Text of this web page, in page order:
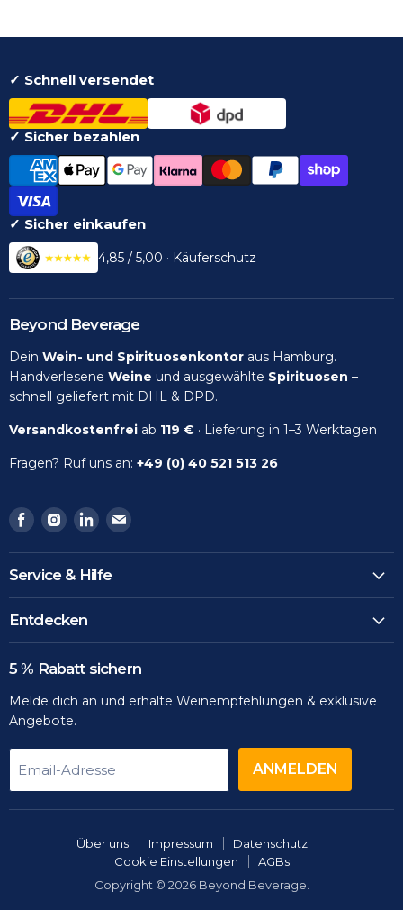
✓ Schnell versendet
✓ Sicher bezahlen
✓ Sicher einkaufen
4,85 / 5,00 · Käuferschutz
Beyond Beverage
Dein Wein- und Spirituosenkontor aus Hamburg.
Handverlesene Weine und ausgewählte Spirituosen –
schnell geliefert mit DHL & DPD.
Versandkostenfrei ab 119 € · Lieferung in 1–3 Werktagen
Fragen? Ruf uns an: +49 (0) 40 521 513 26
Finden
Sie
uns
auf
Facebook
Finden
Sie
uns
auf
Instagram
Finden
Sie
uns
auf
LinkedIn
Finden
uns
Email
Service & Hilfe
Entdecken
5 % Rabatt sichern
Melde dich an und erhalte Weinempfehlungen & exklusive
Angebote.
Email-Adresse ANMELDEN
Über uns Impressum
Datenschutz
Cookie Einstellungen
AGBs
Copyright © 2026 Beyond Beverage.